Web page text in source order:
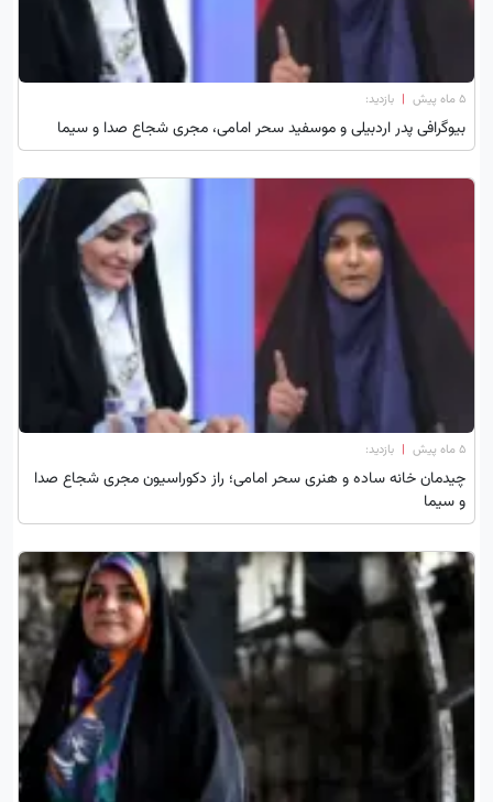
۵ ماه پیش | بازدید:
بیوگرافی پدر اردبیلی و موسفید سحر امامی، مجری شجاع صدا و سیما
۵ ماه پیش | بازدید:
چیدمان خانه ساده و هنری سحر امامی؛ راز دکوراسیون مجری شجاع صدا
و سیما